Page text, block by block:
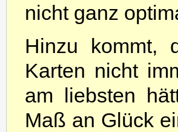
nicht ganz
Hinzu kommt,
Karten nicht
am liebsten
Maß an Glück